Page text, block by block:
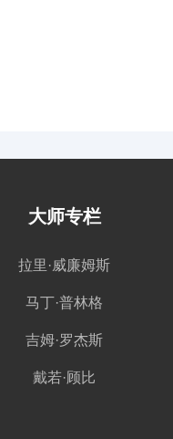
大师专栏
拉里·威廉姆斯
马丁·普林格
吉姆·罗杰斯
戴若·顾比